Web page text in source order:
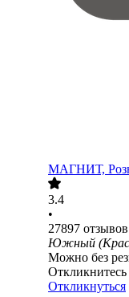
МАГНИТ,
3.4
•
27897 отзывов
Южный
Можно без
Откликнуться